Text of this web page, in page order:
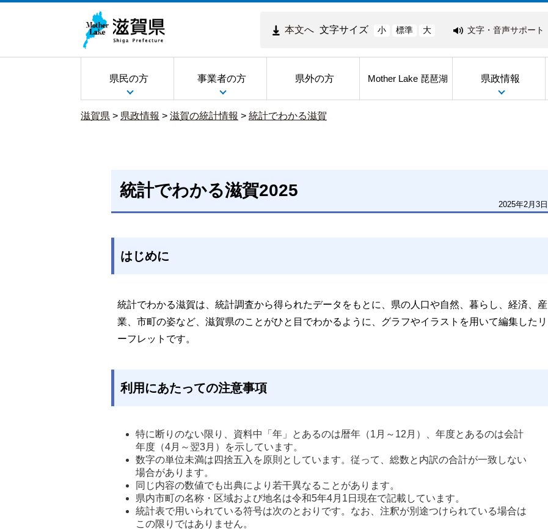
本文へ 文字サイズ 小 標準 大 文字・音声サポート
県民の方 事業者の方 県外の方 Mother Lake 琵琶湖 県政情報
滋賀県 > 県政情報 > 滋賀の統計情報 > 統計でわかる滋賀
統計でわかる滋賀2025
2025年2月3日
はじめに
統計でわかる滋賀は、統計調査から得られたデータをもとに、県の人口や自然、暮らし、経済、産
業、市町の姿など、滋賀県のことがひと目でわかるように、グラフやイラストを用いて編集したリ
ーフレットです。
利用にあたっての注意事項
特に断りのない限り、資料中「年」とあるのは暦年（1月～12月）、年度とあるのは会計
年度（4月～翌3月）を示しています。
数字の単位未満は四捨五入を原則としています。従って、総数と内訳の合計が一致しない
場合があります。
同じ内容の数値でも出典により若干異なることがあります。
県内市町の名称・区域および地名は令和5年4月1日現在で記載しています。
統計表で用いられている符号は次のとおりです。なお、注釈が別途つけられている場合は
この限りではありません。